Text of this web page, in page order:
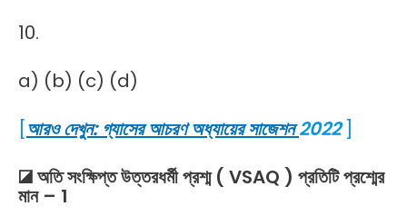
10.
a) (b) (c) (d)
[আরও দেখুন: গ্যাসের আচরণ অধ্যায়ের সাজেশন2022]
◪ অতি সংক্ষিপ্ত উত্তরধর্মী প্রশ্ম ( VSAQ ) প্রতিটি প্রশ্মের
মান – 1